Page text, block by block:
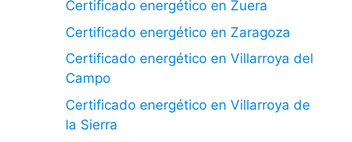
Certificado energético en Zuera
Certificado energético en Zaragoza
Certificado energético en Villarroya del
Campo
Certificado energético en Villarroya de
la Sierra